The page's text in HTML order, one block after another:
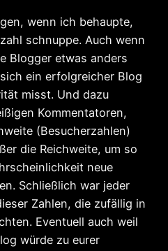
wenn ich behaupte,
schnuppe. Auch wenn
Blogger etwas anders
ein erfolgreicher Blog
misst. Und dazu
Kommentatoren,
(Besucherzahlen)
die Reichweite, um so
neue
Schließlich war jeder
Zahlen, die zufällig in
Eventuell auch weil
würde zu eurer